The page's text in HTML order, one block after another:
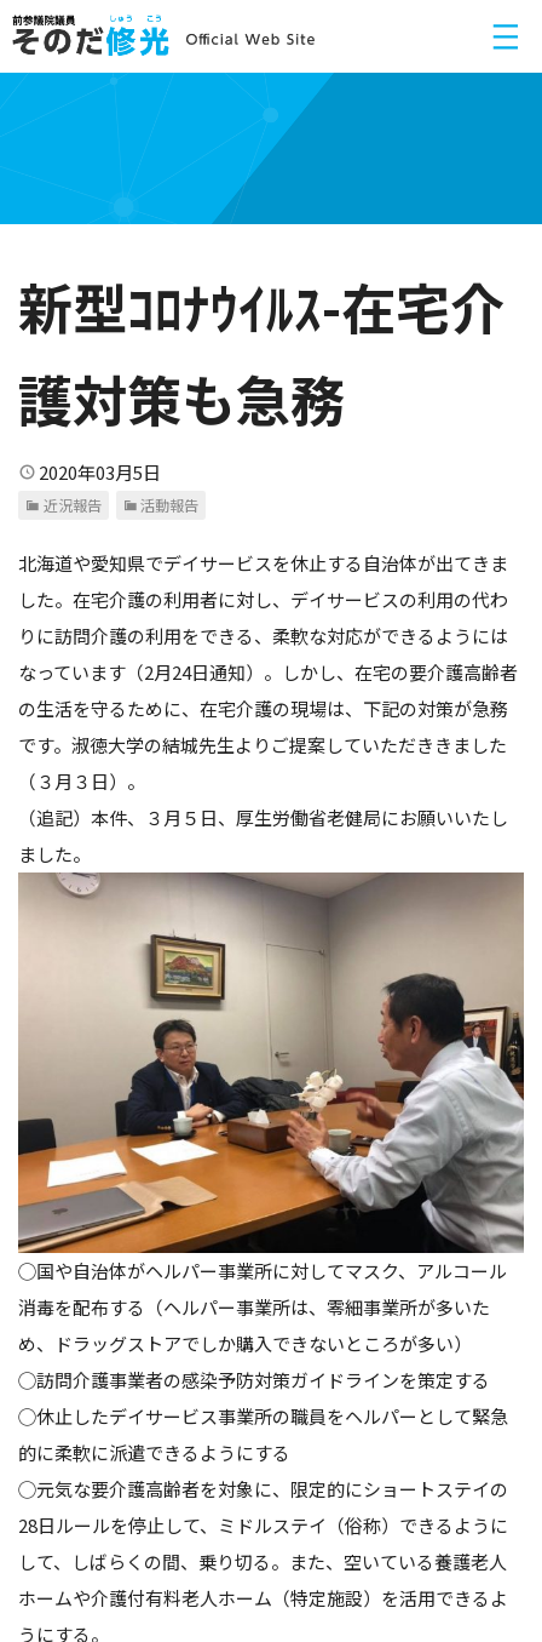
新型ｺﾛﾅｳｲﾙｽ-在宅介
護対策も急務
2020年03月5日
近況報告 活動報告
北海道や愛知県でデイサービスを休止する自治体が出てきま
した。在宅介護の利用者に対し、デイサービスの利用の代わ
りに訪問介護の利用をできる、柔軟な対応ができるようには
なっています（2月24日通知）。しかし、在宅の要介護高齢者
の生活を守るために、在宅介護の現場は、下記の対策が急務
です。淑徳大学の結城先生よりご提案していただききました
（３月３日）。
（追記）本件、３月５日、厚生労働省老健局にお願いいたし
ました。
◯国や自治体がヘルパー事業所に対してマスク、アルコール
消毒を配布する（ヘルパー事業所は、零細事業所が多いた
め、ドラッグストアでしか購入できないところが多い）
◯訪問介護事業者の感染予防対策ガイドラインを策定する
◯休止したデイサービス事業所の職員をヘルパーとして緊急
的に柔軟に派遣できるようにする
◯元気な要介護高齢者を対象に、限定的にショートステイの
28日ルールを停止して、ミドルステイ（俗称）できるように
して、しばらくの間、乗り切る。また、空いている養護老人
ホームや介護付有料老人ホーム（特定施設）を活用できるよ
うにする。